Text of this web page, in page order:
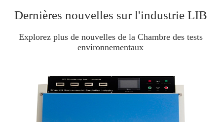
Dernières nouvelles sur l'industrie LIB
Explorez plus de nouvelles de la Chambre des tests
environnementaux